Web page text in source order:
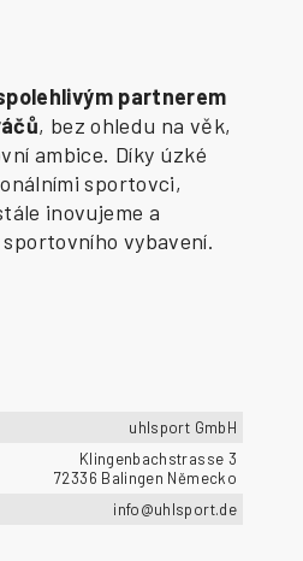
partnerem
, bez ohledu na věk,
ambice. Díky úzké
sportovci,
inovujeme a
vybavení.
uhlsport GmbH
Klingenbachstrasse 3
72336 Balingen Německo
info@uhlsport.de